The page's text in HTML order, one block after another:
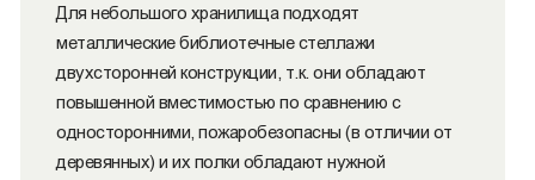
Для небольшого хранилища подходят
металлические библиотечные стеллажи
двухсторонней конструкции, т.к. они обладают
повышенной вместимостью по сравнению с
односторонними, пожаробезопасны (в отличии от
деревянных) и их полки обладают нужной